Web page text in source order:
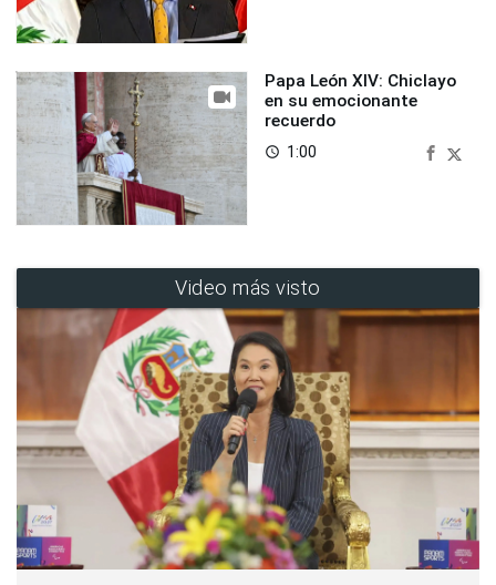
Papa León XIV: Chiclayo
en su emocionante
recuerdo
access_time 1:00
Video más visto